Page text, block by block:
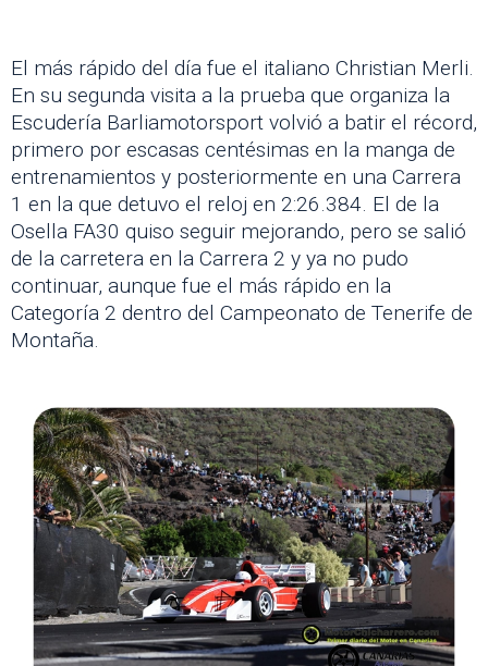
El más rápido del día fue el italiano Christian Merli.
En su segunda visita a la prueba que organiza la
Escudería Barliamotorsport volvió a batir el récord,
primero por escasas centésimas en la manga de
entrenamientos y posteriormente en una Carrera
1 en la que detuvo el reloj en 2:26.384. El de la
Osella FA30 quiso seguir mejorando, pero se salió
de la carretera en la Carrera 2 y ya no pudo
continuar, aunque fue el más rápido en la
Categoría 2 dentro del Campeonato de Tenerife de
Montaña.